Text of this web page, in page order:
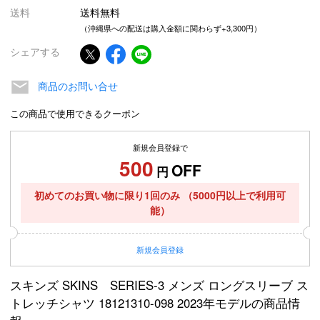
送料 送料無料
（沖縄県への配送は購入金額に関わらず+3,300円）
シェアする
商品のお問い合せ
この商品で使用できるクーポン
新規会員登録で
500 円 OFF
初めてのお買い物に限り1回のみ
（5000円以上で利用可
能）
新規会員登録
スキンズ SKINS SERIES-3 メンズ ロングスリーブ ス
トレッチシャツ 18121310-098 2023年モデルの商品情